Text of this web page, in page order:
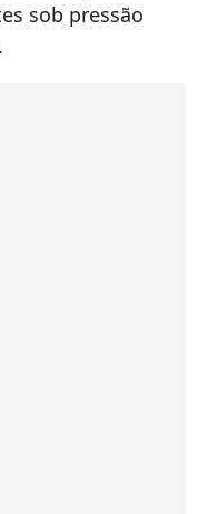
sob pressão